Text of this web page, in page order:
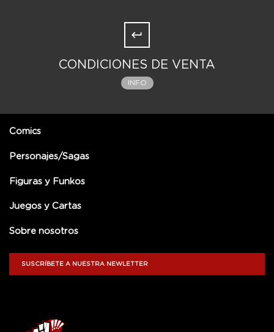
CONDICIONES DE VENTA
INFO
Comics
Personajes/Sagas
Figuras y Funkos
Juegos y Cartas
Sobre nosotros
SUSCRÍBETE A NUESTRA NEWLETTER